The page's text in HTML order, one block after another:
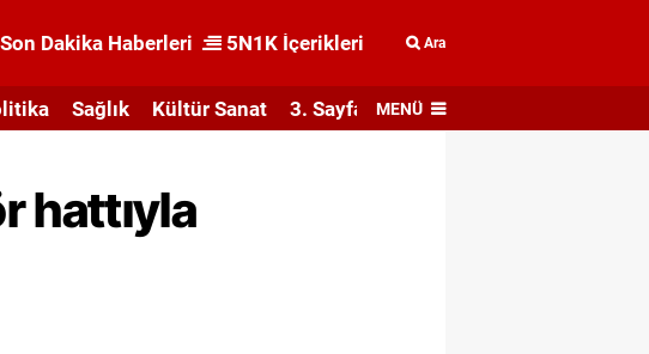
Son Dakika Haberleri 5N1K İçerikleri Ara
Sağlık Kültür Sanat 3. Sayfa MENÜ
hattıyla